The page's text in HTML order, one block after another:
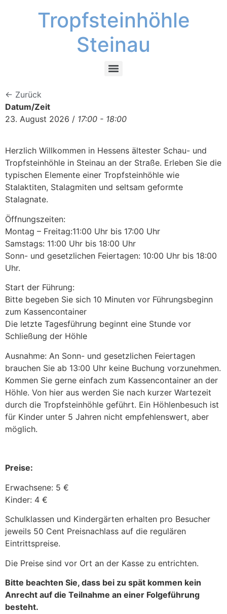
Tropfsteinhöhle
Steinau
← Zurück
Datum/Zeit
23. August 2026 / 17:00 - 18:00
Herzlich Willkommen in Hessens ältester Schau- und
Tropfsteinhöhle in Steinau an der Straße. Erleben Sie die
typischen Elemente einer Tropfsteinhöhle wie
Stalaktiten, Stalagmiten und seltsam geformte
Stalagnate.
Öffnungszeiten:
Montag – Freitag:11:00 Uhr bis 17:00 Uhr
Samstags: 11:00 Uhr bis 18:00 Uhr
Sonn- und gesetzlichen Feiertagen: 10:00 Uhr bis 18:00
Uhr.
Start der Führung:
Bitte begeben Sie sich 10 Minuten vor Führungsbeginn
zum Kassencontainer
Die letzte Tagesführung beginnt eine Stunde vor
Schließung der Höhle
Ausnahme: An Sonn- und gesetzlichen Feiertagen
brauchen Sie ab 13:00 Uhr keine Buchung vorzunehmen.
Kommen Sie gerne einfach zum Kassencontainer an der
Höhle. Von hier aus werden Sie nach kurzer Wartezeit
durch die Tropfsteinhöhle geführt. Ein Höhlenbesuch ist
für Kinder unter 5 Jahren nicht empfehlenswert, aber
möglich.
Preise:
Erwachsene: 5 €
Kinder: 4 €
Schulklassen und Kindergärten erhalten pro Besucher
jeweils 50 Cent Preisnachlass auf die regulären
Eintrittspreise.
Die Preise sind vor Ort an der Kasse zu entrichten.
Bitte beachten Sie, dass bei zu spät kommen kein
Anrecht auf die Teilnahme an einer Folgeführung
besteht.